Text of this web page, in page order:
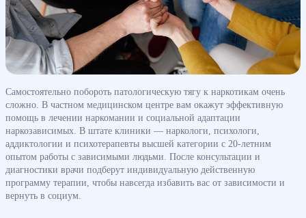
Самостоятельно побороть патологическую тягу к наркотикам очень
сложно. В частном медицинском центре вам окажут эффективную
помощь в лечении наркомании и социальной адаптации
наркозависимых. В штате клиники — наркологи, психологи,
аддиктологии и психотерапевты высшей категории с 20-летним
опытом работы с зависимыми людьми. После консультации и
диагностики врачи подберут индивидуальную действенную
программу терапии, чтобы навсегда избавить вас от зависимости и
вернуть в социум.